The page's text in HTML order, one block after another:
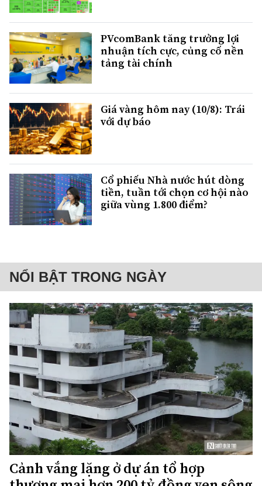
PVcomBank tăng trưởng lợi
nhuận tích cực, củng cố nền
tảng tài chính
Giá vàng hôm nay (10/8): Trái
với dự báo
Cổ phiếu Nhà nước hút dòng
tiền, tuần tới chọn cơ hội nào
giữa vùng 1.800 điểm?
NỔI BẬT TRONG NGÀY
Cảnh vắng lặng ở dự án tổ hợp